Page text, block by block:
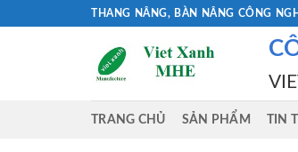
THANG NÂNG, BÀN NÂNG CÔNG
TRANG CHỦ SẢN PHẨM TIN